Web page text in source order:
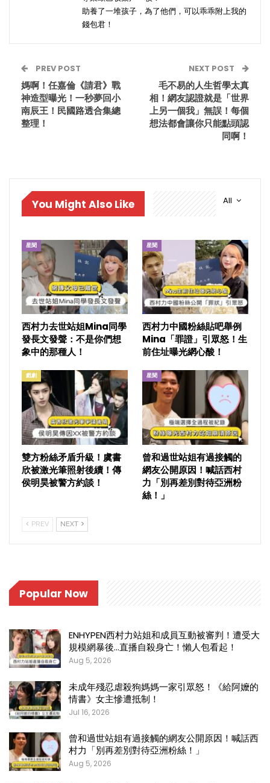
助養了一堆孩子，為了他們，可以乖乖附上我的
錢包君！
PREV POST
媽啊！任嘉倫《請君》戰
神造型曝光！一秒夢回小
南辰王！民國路透合集總
整理！
NEXT POST
毛不易的人生哲學太真
相！網友認證就是「世界
上另一個我」無誤！每個
想法都會讓你只能點頭認
同啊！
All
You Might Also Like
星聞
西村力去世站姐Mina同學
發長文發聲：不是你們想
象中的那種人！
星聞
西村力中國粉絲貼吧舉例
Mina「罪證」引眾怒！生
前住址曝光網心酸！
戲劇
雙方粉絲矛盾升級！虞書
欣被激光筆照射後續！傳
侯明昊被警方約談！
星聞
曾和過世站姐有過接觸的
網友公開原因！喊話西村
力「別再差別對待亞洲粉
絲！」
PREV NEXT
Popular Now
ENHYPEN西村力站姐和成員互動被審判！遭受大
規模網暴後…直播自殺身亡！懶人包看起！
Aug 5, 2026
未成年殘忍虐殺狗媽媽一家引眾怒！《給阿嬤的
情書》女主慘遭抵制！
Jul 16, 2026
曾和過世站姐有過接觸的網友公開原因！喊話西
村力「別再差別對待亞洲粉絲！」
Aug 5, 2026